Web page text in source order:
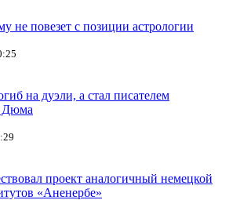
не повезет с позиции астрологии
на дуэли, а стал писателем
Дюма
проект аналогичный немецкой
«Аненербе»